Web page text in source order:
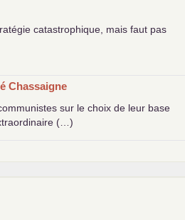
catastrophique, mais faut pas
Chassaigne
sur le choix de leur base
(…)